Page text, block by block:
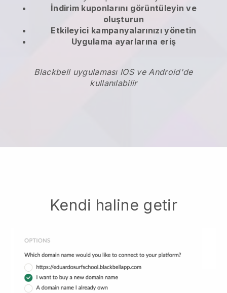
İndirim kuponlarını görüntüleyin ve
oluşturun
Etkileyici kampanyalarınızı yönetin
Uygulama ayarlarına eriş
Blackbell uygulaması IOS ve Android'de
kullanılabilir
Kendi haline getir